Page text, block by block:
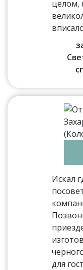
целом,
Искал
для